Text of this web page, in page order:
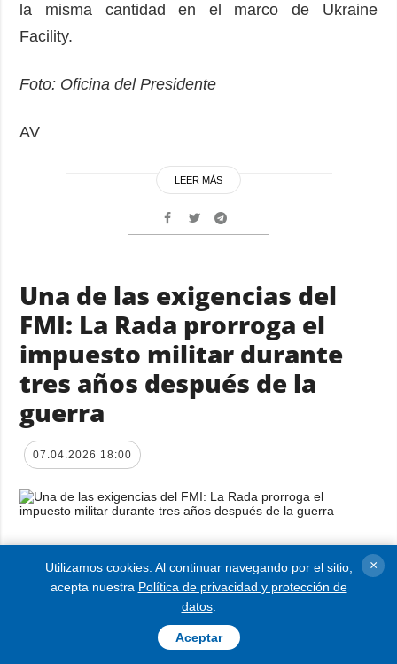
la misma cantidad en el marco de Ukraine
Facility.
Foto: Oficina del Presidente
AV
LEER MÁS
Una de las exigencias del
FMI: La Rada prorroga el
impuesto militar durante
tres años después de la
guerra
07.04.2026 18:00
En cumplimiento de los requisitos del FMI, la
Verjovna Rada ha adoptado, como base y en
su totalidad, el proyecto de ley
gubernamental Nº 15110 sobre la prórroga
Utilizamos cookies. Al continuar navegando por el sitio,
acepta nuestra Política de privacidad y protección de
datos.
Aceptar
×